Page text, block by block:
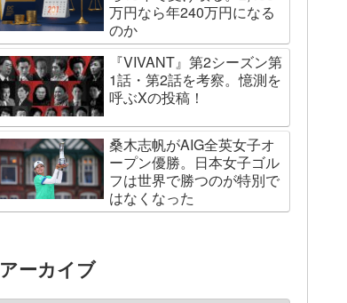
万円なら年240万円になる
のか
『VIVANT』第2シーズン第
1話・第2話を考察。憶測を
呼ぶXの投稿！
桑木志帆がAIG全英女子オ
ープン優勝。日本女子ゴル
フは世界で勝つのが特別で
はなくなった
アーカイブ